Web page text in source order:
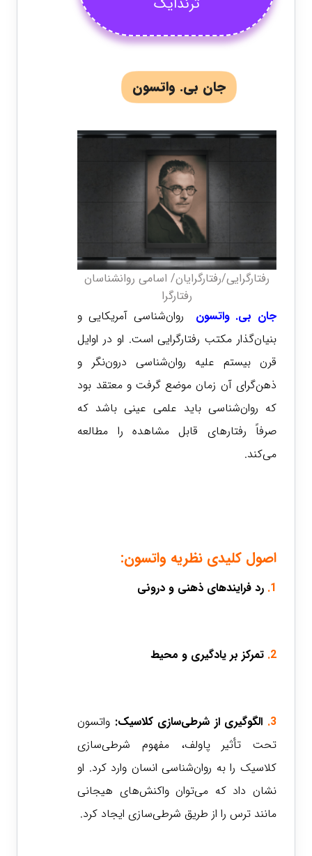
جان بی. واتسون
رفتارگرایی/رفتارگرایان/ اسامی روانشناسان
رفتارگرا
جان بی. واتسون
روان‌شناسی آمریکایی و
بنیان‌گذار مکتب رفتارگرایی است. او در اوایل
قرن بیستم علیه روان‌شناسی درون‌نگر و
ذهن‌گرای آن زمان موضع گرفت و معتقد بود
که روان‌شناسی باید علمی عینی باشد که
صرفاً رفتارهای قابل مشاهده را مطالعه
می‌کند.
اصول کلیدی نظریه واتسون:
1. رد فرایندهای ذهنی و درونی
2. تمرکز بر یادگیری و محیط
3. الگوگیری از شرطی‌سازی کلاسیک: واتسون
تحت تأثیر پاولف، مفهوم شرطی‌سازی
کلاسیک را به روان‌شناسی انسان وارد کرد. او
نشان داد که می‌توان واکنش‌های هیجانی
مانند ترس را از طریق شرطی‌سازی ایجاد کرد.